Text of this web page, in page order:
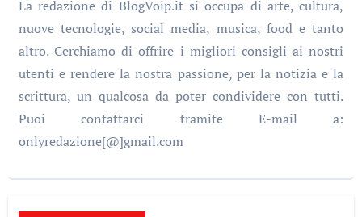
La redazione di BlogVoip.it si occupa di arte, cultura,
nuove tecnologie, social media, musica, food e tanto
altro. Cerchiamo di offrire i migliori consigli ai nostri
utenti e rendere la nostra passione, per la notizia e la
scrittura, un qualcosa da poter condividere con tutti.
Puoi contattarci tramite E-mail a:
onlyredazione[@]gmail.com